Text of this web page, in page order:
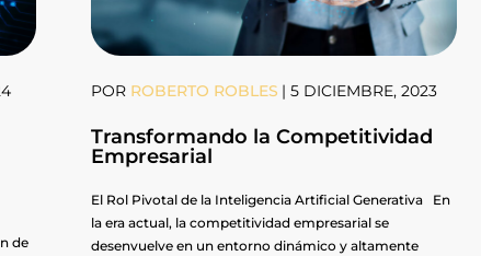
de
POR ROBERTO ROBLES | 5 DICIEMBRE, 2023
Transformando la Competitividad
Empresarial
El Rol Pivotal de la Inteligencia Artificial Generativa En
la era actual, la competitividad empresarial se
desenvuelve en un entorno dinámico y altamente